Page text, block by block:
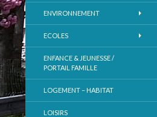
ENVIRONNEMENT
ECOLES
ENFANCE & JEUNESSE /
PORTAIL FAMILLE
LOGEMENT – HABITAT
LOISIRS